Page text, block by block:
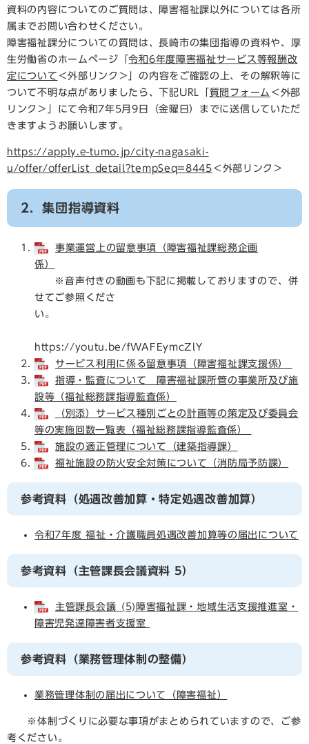
資料の内容についてのご質問は、障害福祉課以外については各所
属までお問い合わせください。
障害福祉課分についての質問は、長崎市の集団指導の資料や、厚
生労働省のホームページ「令和6年度障害福祉サービス等報酬改
定について ＜外部リンク＞
」の内容をご確認の上、その解釈等に
ついて不明な点がありましたら、下記URL「 質問フォーム ＜外部
リンク＞
」にて令和7年5月9日（金曜日）までに送信していただ
きますようお願いします。
https://apply.e-tumo.jp/city-nagasaki-
u/offer/offerList_detail?tempSeq=8445 ＜外部リンク＞
2．集団指導資料
事業運営上の留意事項（障害福祉課総務企画
係）
※音声付きの動画も下記に掲載しておりますので、併
せてご参照くださ
い。
https://youtu.be/fWAFEymcZlY
サービス利用に係る留意事項（障害福祉課支援係）
指導・監査について 障害福祉課所管の事業所及び施
設等（福祉総務課指導監査係）
（別添）サービス種別ごとの計画等の策定及び委員会
等の実施回数一覧表（福祉総務課指導監査係）
施設の適正管理について（建築指導課）
福祉施設の防火安全対策について（消防局予防課）
参考資料（処遇改善加算・特定処遇改善加算）
令和7年度 福祉・介護職員処遇改善加算等の届出について
参考資料（主管課長会議資料 5）
主管課長会議_(5)障害福祉課・地域生活支援推進室・
障害児発達障害者支援室
参考資料（業務管理体制の整備）
業務管理体制の届出について（障害福祉）
※体制づくりに必要な事項がまとめられていますので、ご参
考ください。